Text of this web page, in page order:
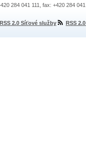
284 041 111, fax: +420 284
RSS 2.0 Síťové služby RSS